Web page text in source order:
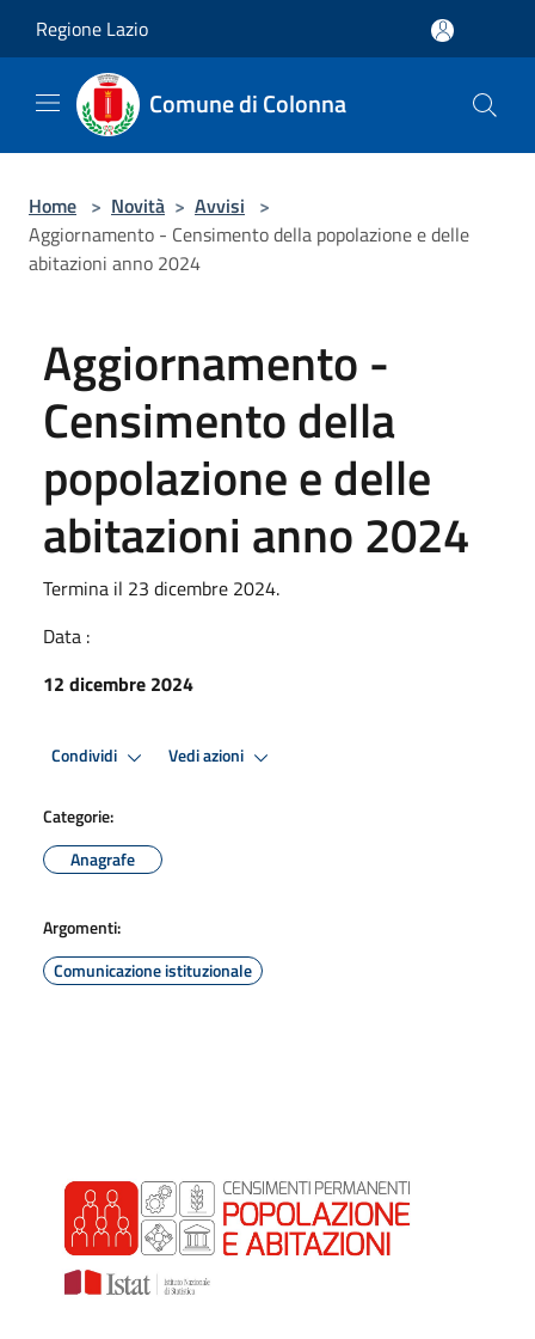
Regione Lazio
Comune di Colonna
Home > Novità > Avvisi >
Aggiornamento - Censimento della popolazione e delle
abitazioni anno 2024
Aggiornamento -
Censimento della
popolazione e delle
abitazioni anno 2024
Termina il 23 dicembre 2024.
Data :
12 dicembre 2024
Condividi Vedi azioni
Categorie:
Anagrafe
Argomenti:
Comunicazione istituzionale